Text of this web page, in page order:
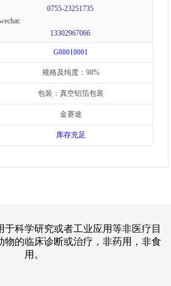
0755-23251735
13302967066
G08010001
规格及纯度：98%
包装：真空铝箔包装
金赛途
库存充足
于科学研究或者工业应用等非医疗目
物的临床诊断或治疗，非药用，非食
用。